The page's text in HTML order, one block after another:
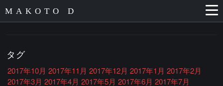
MAKOTO D
タグ
2017年10月 2017年11月 2017年12月 2017年1月 2017年2月
2017年3月 2017年4月 2017年5月 2017年6月 2017年7月